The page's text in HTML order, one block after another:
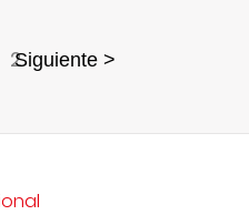
2Siguiente >